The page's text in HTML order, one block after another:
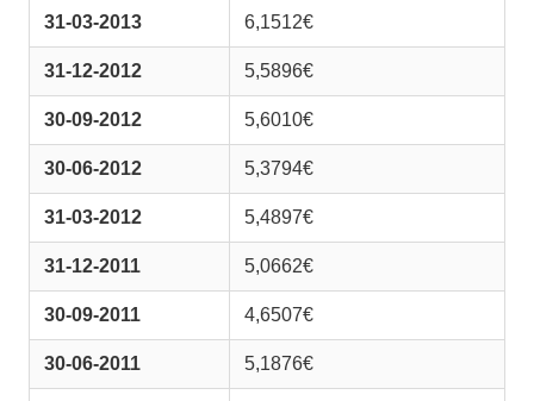
31-03-2013 6,1512€
31-12-2012 5,5896€
30-09-2012 5,6010€
30-06-2012 5,3794€
31-03-2012 5,4897€
31-12-2011 5,0662€
30-09-2011 4,6507€
30-06-2011 5,1876€